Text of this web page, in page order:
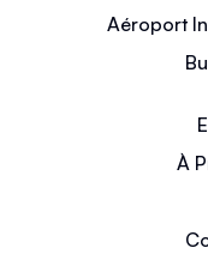
Aéroport
À